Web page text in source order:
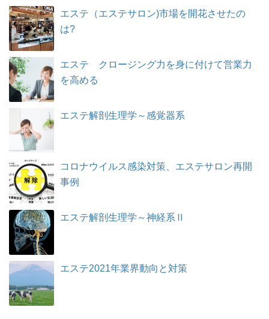
エステ（エステサロン)市場を開花させたの
は?
エステ クロージング力を身に付けて営業力
を高める
エステ解剖生理学～感覚器系
コロナウイルス感染対策、エステサロン再開
事例
エステ解剖生理学～神経系Ⅱ
エステ2021年業界動向と対策